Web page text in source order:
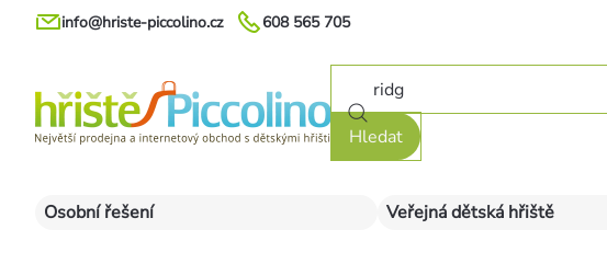
Přejít
608 565 705
info@hriste-piccolino.cz
Hledat
Osobní řešení Veřejná dětská hřiště